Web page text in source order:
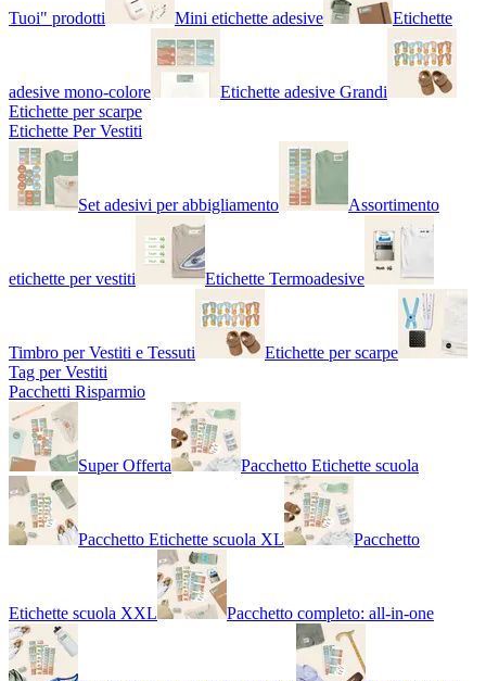
Tuoi" prodotti Mini etichette adesive Etichette
adesive mono-colore
Etichette adesive Grandi
Etichette per scarpe
Etichette Per Vestiti
Set adesivi per abbigliamento Assortimento
etichette per vestiti Etichette Termoadesive
Timbro per Vestiti e Tessuti
Etichette per scarpe
Tag per Vestiti
Pacchetti Risparmio
Super Offerta Pacchetto Etichette scuola
Pacchetto Etichette scuola XL Pacchetto
Etichette scuola XXL Pacchetto completo: all-in-one